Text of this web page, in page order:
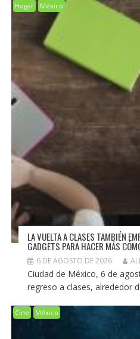
Hogar México
LA VUELTA A CLASES TAMBIÉN
GADGETS PARA HACER MÁS
6 DE AGOSTO DE 2026
Ciudad de México, 6 de
regreso a clases, alrededor
Cine México